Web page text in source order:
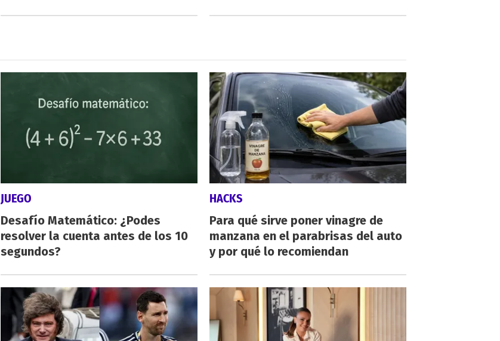
JUEGO
Desafío Matemático: ¿Podes
resolver la cuenta antes de los 10
segundos?
HACKS
Para qué sirve poner vinagre de
manzana en el parabrisas del auto
y por qué lo recomiendan